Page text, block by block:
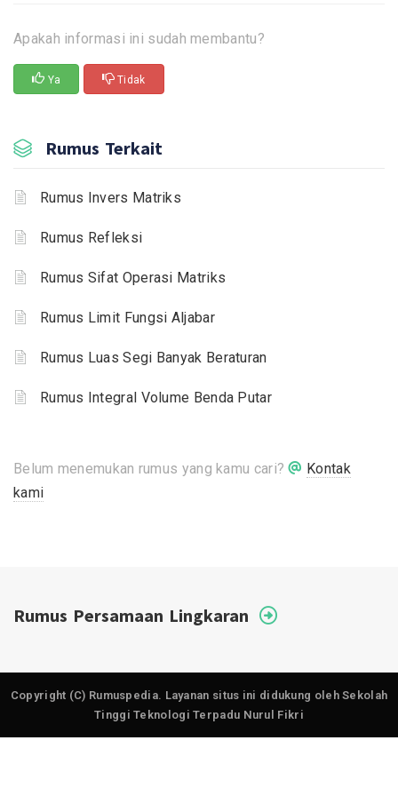
Apakah informasi ini sudah membantu?
Ya Tidak
Rumus Terkait
Rumus Invers Matriks
Rumus Refleksi
Rumus Sifat Operasi Matriks
Rumus Limit Fungsi Aljabar
Rumus Luas Segi Banyak Beraturan
Rumus Integral Volume Benda Putar
Belum menemukan rumus yang kamu cari?
Kontak
kami
Rumus Persamaan Lingkaran
Copyright (C) Rumuspedia. Layanan situs ini didukung oleh Sekolah
Tinggi Teknologi Terpadu Nurul Fikri